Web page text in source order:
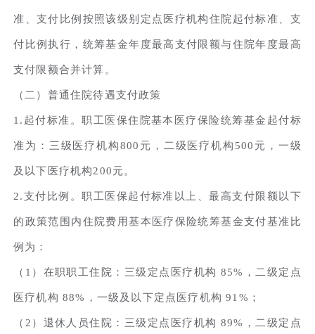
准、支付比例按照该级别定点医疗机构住院起付标准、支
付比例执行，统筹基金年度最高支付限额与住院年度最高
支付限额合并计算。
（二）普通住院待遇支付政策
1.起付标准。职工医保住院基本医疗保险统筹基金起付标
准为：三级医疗机构800元，二级医疗机构500元，一级
及以下医疗机构200元。
2.支付比例。职工医保起付标准以上、最高支付限额以下
的政策范围内住院费用基本医疗保险统筹基金支付基准比
例为：
（1）在职职工住院：三级定点医疗机构 85%，二级定点
医疗机构 88%，一级及以下定点医疗机构 91%；
（2）退休人员住院：三级定点医疗机构 89%，二级定点